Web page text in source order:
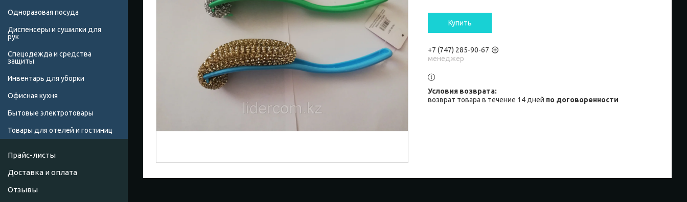
Купить
+7 (747) 285-90-67
менеджер
возврат товара в течение 14 дней по договоренности
Одноразовая посуда
Диспенсеры и сушилки для
рук
Спецодежда и средства
защиты
Инвентарь для уборки
Офисная кухня
Бытовые электротовары
Товары для отелей и гостиниц
Прайс-листы
Доставка и оплата
Отзывы